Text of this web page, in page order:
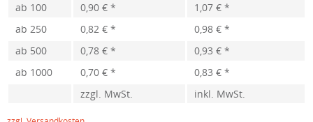
ab 100 0,90 € *
1,07 € *
ab 250 0,82 € *
0,98 € *
ab 500 0,78 € *
0,93 € *
ab 1000 0,70 € *
0,83 € *
zzgl. MwSt.
inkl. MwSt.